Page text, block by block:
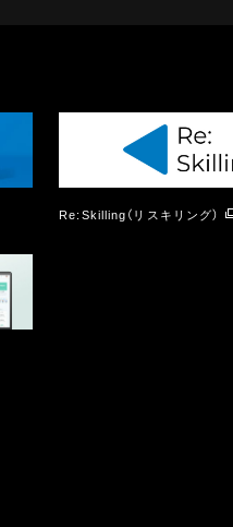
Re:Skilling（リスキリング）